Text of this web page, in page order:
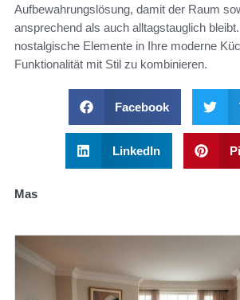
Aufbewahrungslösung, damit der Raum
ansprechend als auch alltagstauglich
nostalgische Elemente in Ihre moderne
Funktionalität mit Stil zu kombinieren.
Facebook
LinkedIn
Mas